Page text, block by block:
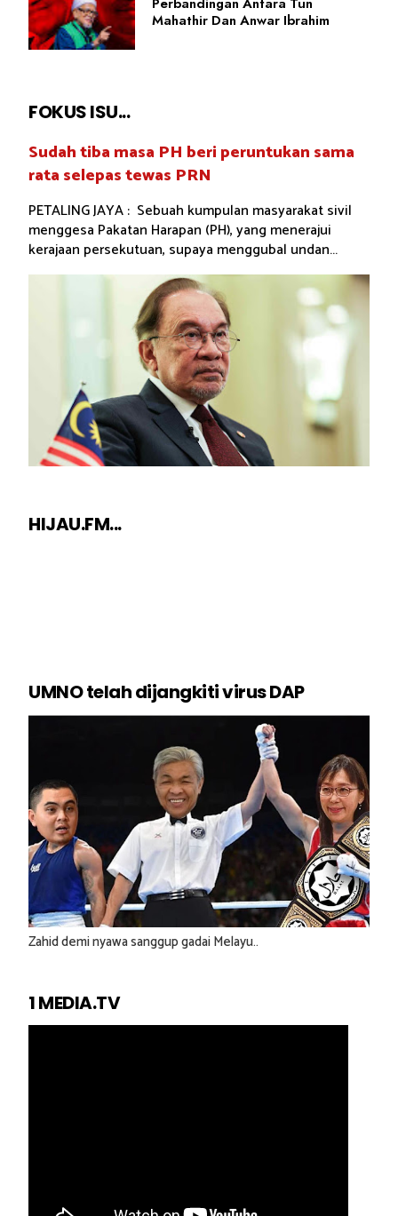
Mahathir Dan Anwar Ibrahim
FOKUS ISU...
Sudah tiba masa PH beri peruntukan sama
rata selepas tewas PRN
PETALING JAYA : Sebuah kumpulan masyarakat sivil
menggesa Pakatan Harapan (PH), yang menerajui
kerajaan persekutuan, supaya menggubal undan...
HIJAU.FM...
UMNO telah dijangkiti virus DAP
Zahid demi nyawa sanggup gadai Melayu..
1 MEDIA.TV